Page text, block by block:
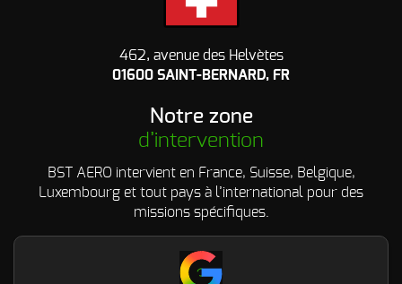
462, avenue des Helvètes
01600 SAINT-BERNARD, FR
Notre zone
d’intervention
BST AERO intervient en France, Suisse, Belgique,
Luxembourg et tout pays à l’international pour des
missions spécifiques.